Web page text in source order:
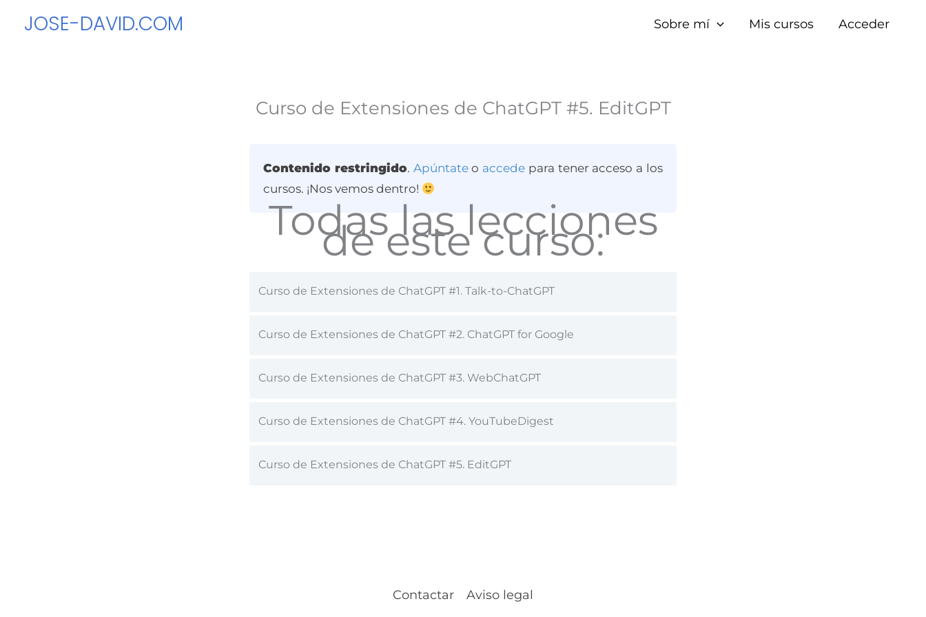
JOSE-DAVID.COM Sobre mí Mis cursos Acceder
Curso de Extensiones de ChatGPT #5. EditGPT
Contenido restringido. Apúntateo accede para tener acceso a los
cursos. ¡Nos vemos dentro!
Todas las lecciones
de este curso:
Curso de Extensiones de ChatGPT #1. Talk-to-ChatGPT
Curso de Extensiones de ChatGPT #2. ChatGPT for Google
Curso de Extensiones de ChatGPT #3. WebChatGPT
Curso de Extensiones de ChatGPT #4. YouTubeDigest
Curso de Extensiones de ChatGPT #5. EditGPT
Contactar Aviso legal